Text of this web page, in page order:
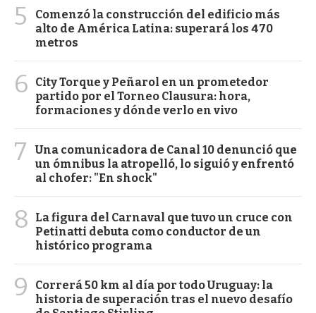
5
Comenzó la construcción del edificio más
alto de América Latina: superará los 470
metros
6
City Torque y Peñarol en un prometedor
partido por el Torneo Clausura: hora,
formaciones y dónde verlo en vivo
7
Una comunicadora de Canal 10 denunció que
un ómnibus la atropelló, lo siguió y enfrentó
al chofer: "En shock"
8
La figura del Carnaval que tuvo un cruce con
Petinatti debuta como conductor de un
histórico programa
9
Correrá 50 km al día por todo Uruguay: la
historia de superación tras el nuevo desafío